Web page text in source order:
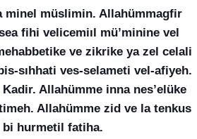
minel müslimin. Allahümmagfir
fihi velicemiıl mü’minine vel
ve zikrike ya zel celali
sıhhati ves-selameti vel-afiyeh.
Allahümme inna nes’elüke
Allahümme zid ve la tenkus
bi hurmetil fatiha.